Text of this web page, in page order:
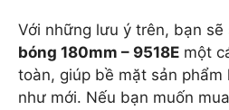
Với những lưu ý trên, bạn sẽ
bóng 180mm – 9518E một
toàn, giúp bề mặt sản phẩm
như mới. Nếu bạn muốn